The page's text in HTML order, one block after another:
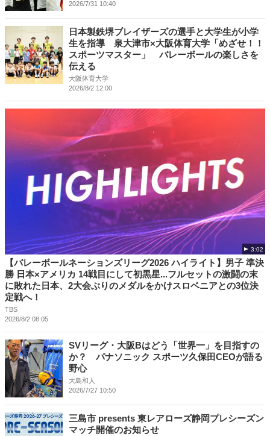
2026/7/31 10:40
日本製鉄堺ブレイザーズの選手と大学生が小学
生を指導 泉大津市×大阪体育大学「めざせ！！
スポーツマスター」 バレーボールの楽しさを
伝える
大阪体育大学
2026/8/2 12:00
3:02
【バレーボールネーションズリーグ2026 ハイライト】男子 準決
勝 日本×アメリカ 14戦目にして初黒星...フルセットの激闘の末
に敗れた日本、2大会ぶりのメダルをかけスロベニアとの3位決
定戦へ！
TBS
2026/8/2 08:05
SVリーグ・大阪Bはどう「世界一」を目指すの
か？ パナソニック スポーツ久保田CEOが語る
野心
大島和人
2026/7/27 10:50
三島市 presents 東レアローズ静岡プレシーズン
マッチ開催のお知らせ